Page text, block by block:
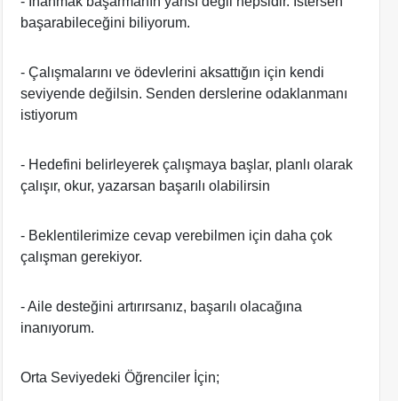
başarabileceğini biliyorum.
- Çalışmalarını ve ödevlerini aksattığın için kendi
seviyende değilsin. Senden derslerine odaklanmanı
istiyorum
- Hedefini belirleyerek çalışmaya başlar, planlı olarak
çalışır, okur, yazarsan başarılı olabilirsin
- Beklentilerimize cevap verebilmen için daha çok
çalışman gerekiyor.
- Aile desteğini artırırsanız, başarılı olacağına
inanıyorum.
Orta Seviyedeki Öğrenciler İçin;